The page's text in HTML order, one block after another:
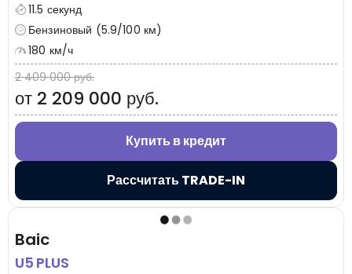
11.5 секунд
Бензиновый (5.9/100 км)
180 км/ч
2 409 000 руб.
от 2 209 000 руб.
Купить в кредит
Рассчитать TRADE-IN
Baic
U5 PLUS